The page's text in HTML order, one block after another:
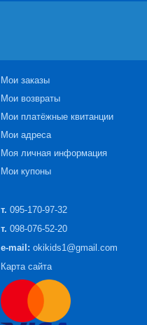
Мои заказы
Мои возвраты
Мои платёжные квитанции
Мои адреса
Моя личная информация
Мои купоны
т. 095-170-97-32
т. 098-076-52-20
e-mail: okikids1@gmail.com
Карта сайта